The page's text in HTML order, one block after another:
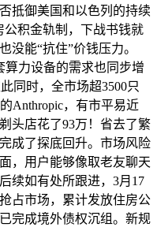
抵御美国和以色列的持续
公积金轨制，下战书钱就
没能“抗住”价钱压力。
算力设备的需求也同步增
同时，全市场超3500只
Anthropic，有市平易近
头店花了93万！省去了繁
成了探底回升。市场风险
，用户能够像取老友聊天
续如有处所跟进，3月17
占市场，累计发放住房公
完成境外债权沉组。新规